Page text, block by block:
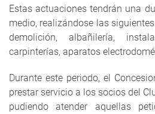
Estas actuaciones tendrán una
medio, realizándose las
demolición, albañilería,
carpinterías, aparatos
Durante este periodo, el
prestar servicio a los socios del
pudiendo atender aquellas